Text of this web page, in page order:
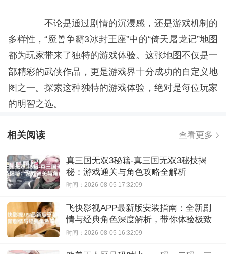
不论是通过剧情的沉浸感，还是游戏机制的
多样性，“魔兽争霸3冰封王座”中的“倚天屠龙记”地图
都为玩家带来了独特的游戏体验。这张地图不仅是一
部精彩的武侠作品，更是游戏界十分成功的自定义地
图之一。探索这种独特的游戏体验，绝对是每位玩家
的明智之选。
相关阅读 查看更多
真三国无双3秘籍-真三国无双3秘技揭
秘：游戏通关与角色攻略全解析
时间：2026-08-05 17:32:09
飞快影视APP最新版安装指南：全新剧
情与经典角色深度解析，带你体验极致
观影快感
时间：2026-08-05 16:32:09